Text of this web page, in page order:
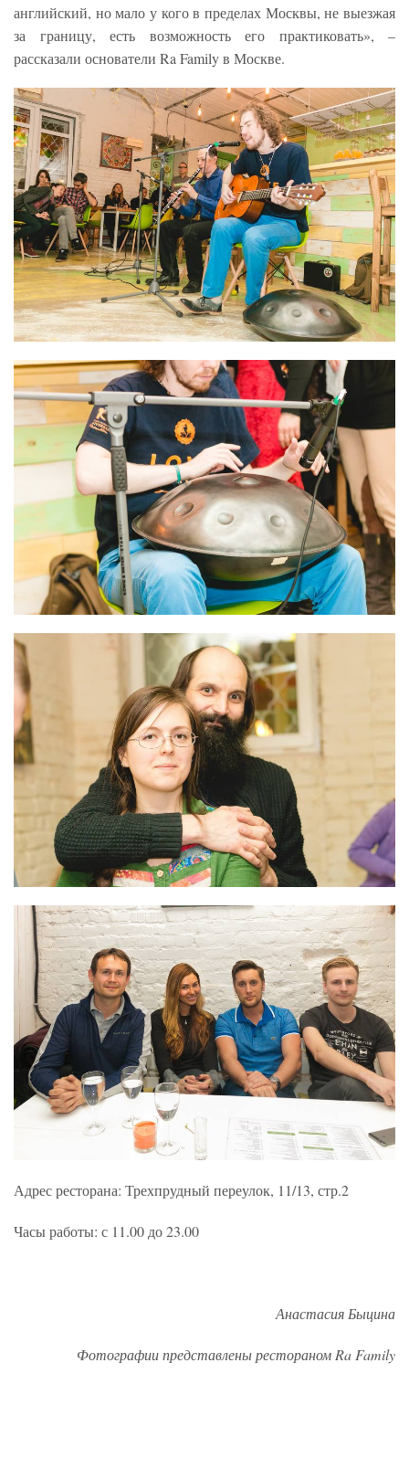
английский, но мало у кого в пределах Москвы, не выезжая
за границу, есть возможность его практиковать», –
рассказали основатели Ra Family в Москве.
Адрес ресторана: Трехпрудный переулок, 11/13, стр.2
Часы работы: с 11.00 до 23.00
Анастасия Быцина
Фотографии представлены рестораном Ra Family